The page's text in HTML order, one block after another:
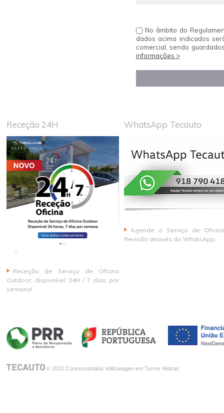
No âmbito do
dados acima indicados
comercial, sendo
informações >
Receção 24H
Receção de Serviço de Oficina
Outdoor, disponível 24H / 7 dias por
semana!
WhatsApp Tecauto
Agende o Serviço de
Revisão através do WhatsApp.
© 2012 Concessionário Volkswagen em Torres Vedras